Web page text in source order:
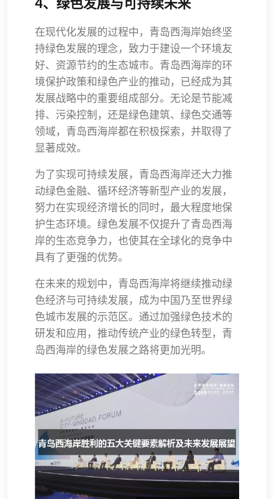
在现代化发展的过程中，青岛西海岸始终坚
持绿色发展的理念，致力于建设一个环境友
好、资源节约的生态城市。青岛西海岸的环
境保护政策和绿色产业的推动，已经成为其
发展战略中的重要组成部分。无论是节能减
排、污染控制，还是绿色建筑、绿色交通等
领域，青岛西海岸都在积极探索，并取得了
显著成效。
为了实现可持续发展，青岛西海岸还大力推
动绿色金融、循环经济等新型产业的发展，
努力在实现经济增长的同时，最大程度地保
护生态环境。绿色发展不仅提升了青岛西海
岸的生态竞争力，也使其在全球化的竞争中
具有了更强的优势。
在未来的规划中，青岛西海岸将继续推动绿
色经济与可持续发展，成为中国乃至世界绿
色城市发展的示范区。通过加强绿色技术的
研发和应用，推动传统产业的绿色转型，青
岛西海岸的绿色发展之路将更加光明。